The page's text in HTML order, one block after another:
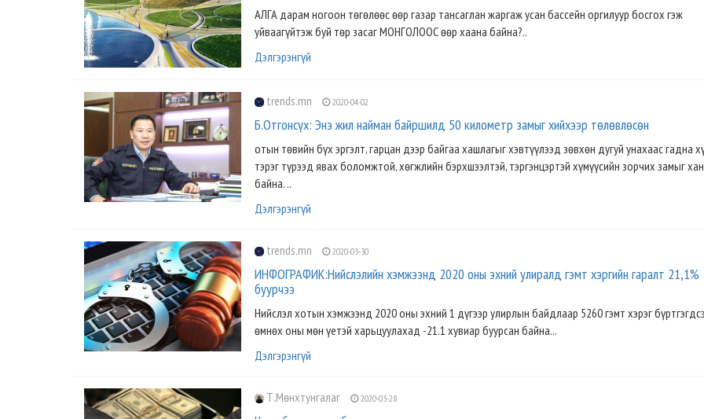
АЛГА дарам ногоон төгөлөөс өөр газар тансаглан жаргаж усан бассейн оргилуур босгох гэж
уйваагүйтэж буй төр засаг МОНГОЛООС өөр хаана байна?..
Дэлгэрэнгүй
trends.mn 2020-04-02
Б.Отгонсүх: Энэ жил найман байршилд 50 километр замыг хийхээр төлөвлөсөн
отын төвийн бүх эргэлт, гарцан дээр байгаа хашлагыг хэвтүүлээд зөвхөн дугуй унахаас гадна
тэрэг түрээд явах боломжтой, хөгжлийн бэрхшээлтэй, тэргэнцэртэй хүмүүсийн зорчих замыг
байна. ..
Дэлгэрэнгүй
trends.mn 2020-03-30
ИНФОГРАФИК:Нийслэлийн хэмжээнд 2020 оны эхний улиралд гэмт хэргийн гаралт 21,1%
буурчээ
Нийслэл хотын хэмжээнд 2020 оны эхний 1 дүгээр улирлын байдлаар 5260 гэмт хэрэг
өмнөх оны мөн үетэй харьцуулахад -21.1 хувиар буурсан байна...
Дэлгэрэнгүй
Т.Мөнхтунгалаг 2020-03-28